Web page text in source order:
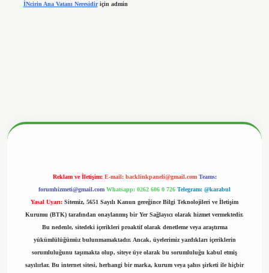
İNcirin Ana Vatanı Neresidiriçin admin
Reklam ve İletişim: E-mail: backlinkpaneli@gmail.com Teams:
forumhizmeti@gmail.com Whatsapp: 0262 606 0 726 Telegram: @karabul
Yasal Uyarı: Sitemiz, 5651 Sayılı Kanun gereğince Bilgi Teknolojileri ve İletişim
Kurumu (BTK) tarafından onaylanmış bir Yer Sağlayıcı olarak hizmet vermektedir.
Bu nedenle, sitedeki içerikleri proaktif olarak denetleme veya araştırma
yükümlülüğümüz bulunmamaktadır. Ancak, üyelerimiz yazdıkları içeriklerin
sorumluluğunu taşımakta olup, siteye üye olarak bu sorumluluğu kabul etmiş
sayılırlar. Bu internet sitesi, herhangi bir marka, kurum veya şahıs şirketi ile hiçbir